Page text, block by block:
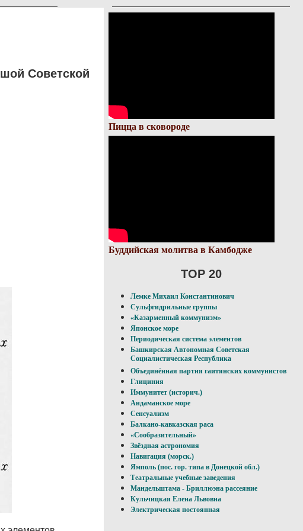
Советской
Пицца в сковороде
Буддийская молитва в Камбодже
TOP 20
Лемке Михаил Константинович
Сульфгидрильные группы
«Казарменный коммунизм»
Японское море
Периодическая система элементов
Башкирская Автономная Советская
Социалистическая Республика
Объединённая партия гаитянских коммунистов
Глициния
Иммунитет (историч.)
Андаманское море
Сенсуализм
Балкано-кавказская раса
«Сообразительный»
Звёздная астрономия
Навигация (морск.)
Ямполь (пос. гор. типа в Донецкой обл.)
Театральные учебные заведения
Мандельштама - Бриллюэна рассеяние
Кульчицкая Елена Львовна
Электрическая постоянная